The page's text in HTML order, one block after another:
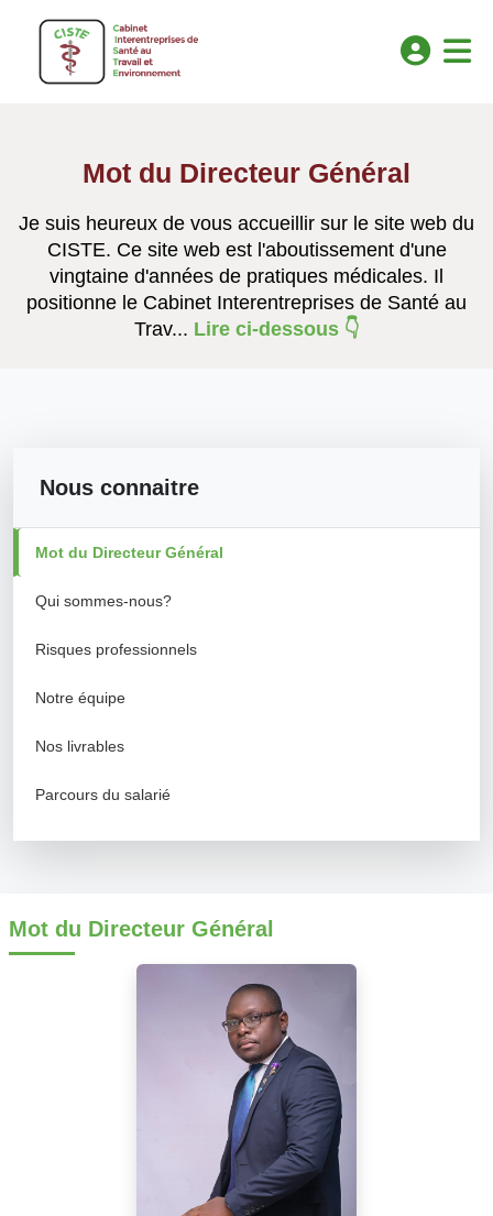
Mot du Directeur Général
Je suis heureux de vous accueillir sur le site web du
CISTE. Ce site web est l'aboutissement d'une
vingtaine d'années de pratiques médicales. Il
positionne le Cabinet Interentreprises de Santé au
Trav... Lire ci-dessous 👇
Mot du Directeur Général
Nous connaitre
Mot du Directeur Général
Qui sommes-nous?
Risques professionnels
Notre équipe
Nos livrables
Parcours du salarié